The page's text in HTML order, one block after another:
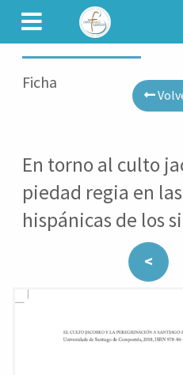
CAMINET
Ficha
En torno al culto
piedad regia en
hispánicas de los
<